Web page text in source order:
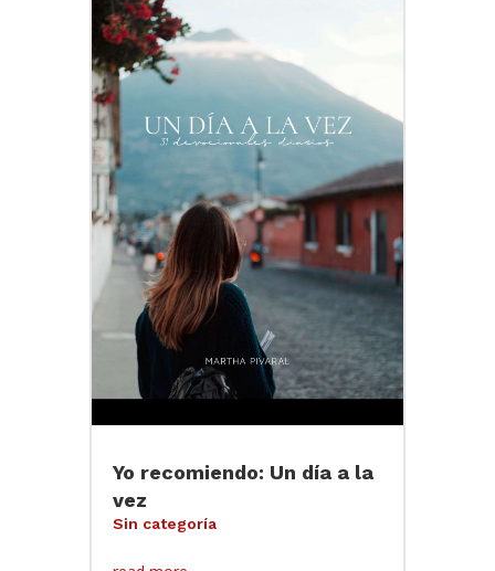
Yo recomiendo: Un día a la
vez
Sin categoría